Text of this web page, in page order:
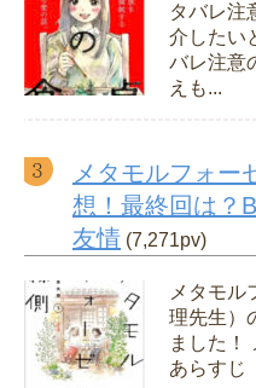
タバレ注
介したい
バレ注意
えも...
メタモルフォー
想！最終回は？
友情 (7,271pv)
メタモル
理先生）
ました！
あらすじ